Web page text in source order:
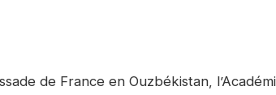
de France en Ouzbékistan,